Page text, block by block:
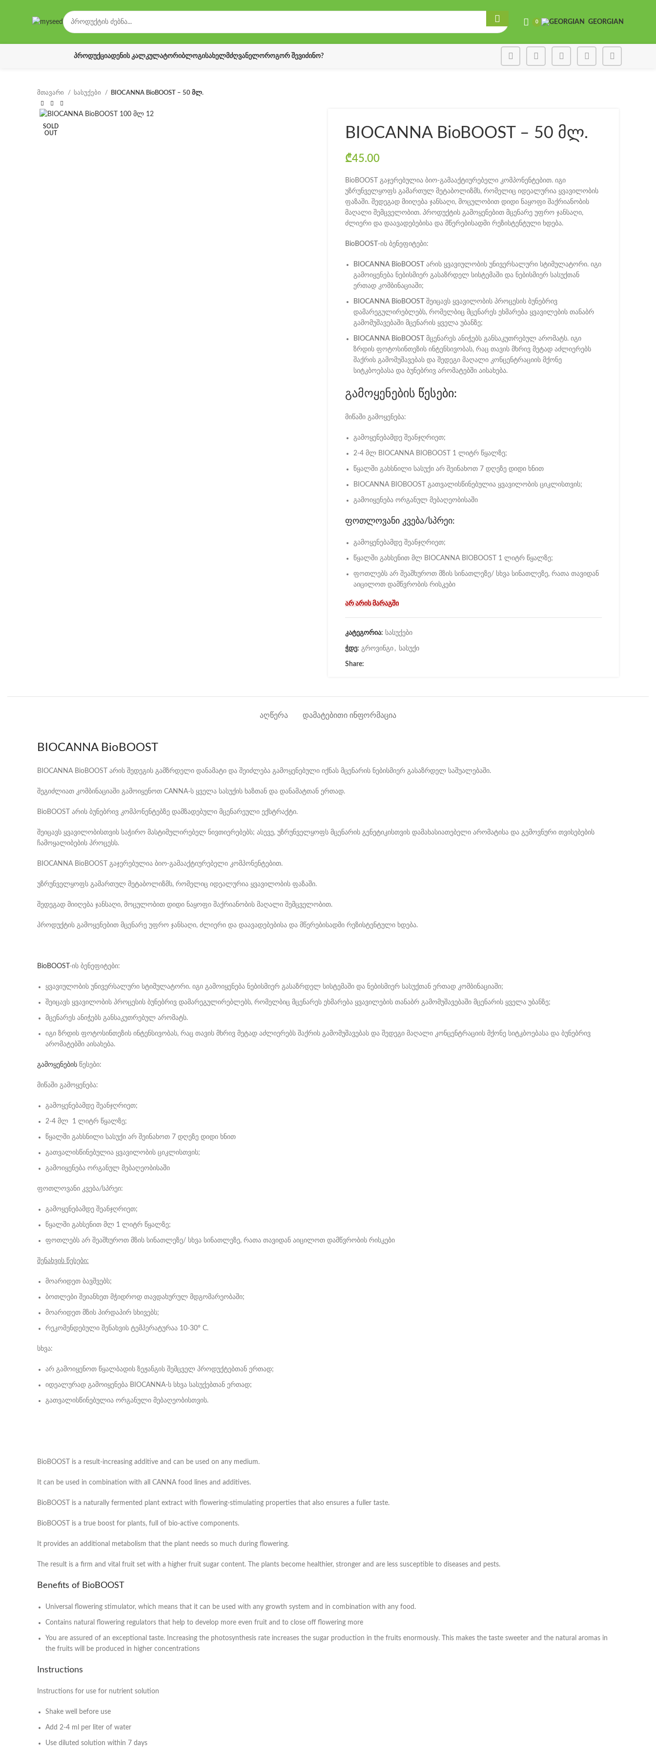
0 GEORGIAN
ᲞᲠᲝᲓᲣᲥᲪᲘᲐᲓᲔᲜᲘᲡ ᲙᲐᲚᲙᲣᲚᲐᲢᲝᲠᲘᲑᲚᲝᲒᲘᲡᲐᲮᲔᲚᲛᲫᲦᲕᲐᲜᲔᲚᲝᲠᲝᲒᲝᲠ ᲨᲔᲕᲘᲫᲘᲜᲝ?
მთავარი სასუქები BIOCANNA BioBOOST – 50 მლ.
SOLD
OUT
BIOCANNA BioBOOST – 50 მლ.
₾45.00
BioBOOST გაჯერებულია ბიო-გამააქტიურებელი კომპონენტებით. იგი
უზრუნველყოფს გამართულ მეტაბოლიზმს, რომელიც იდეალურია ყვავილობის
ფაზაში. შედეგად მიიღება ჯანსაღი, მოცულობით დიდი ნაყოფი შაქრიანობის
მაღალი შემცველობით. პროდუქტის გამოყენებით მცენარე უფრო ჯანსაღი,
ძლიერი და დაავადებებისა და მწერებისადმი რეზისტენტული ხდება.
BioBOOST -ის ბენეფიტები:
BIOCANNA BioBOOST
არის ყვავიულობის უნივერსალური სტიმულატორი. იგი
გამოიყენება ნებისმიერ გასაზრდელ სისტემაში და ნებისმიერ სასუქთან
ერთად კომბინაციაში;
BIOCANNA BioBOOST
შეიცავს ყვავილობის პროცესის ბუნებრივ
დამარეგულირებლებს, რომელბიც მცენარეს ეხმარება ყვავილების თანაბრ
გამომუშავებაში მცენარის ყველა უბანზე;
BIOCANNA BioBOOST
მცენარეს ანიჭებს განსაკუთრებულ არომატს. იგი
ზრდის ფოტოსინთეზის ინტენსივობას, რაც თავის მხრივ მეტად აძლიერებს
შაქრის გამომუშავებას და შედეგი მაღალი კონცენტრაციის მქონე
სიტკბოებასა და ბუნებრივ არომატებში აისახება.
გამოყენების წესები:
მიწაში გამოყენება:
გამოყენებამდე შეანჯღრიეთ;
2-4 მლ BIOCANNA BIOBOOST 1 ლიტრ წყალზე;
წყალში გახსნილი სასუქი არ შეინახოთ 7 დღეზე დიდი ხნით
BIOCANNA BIOBOOST გათვალისწინებულია ყვავილობის ციკლისთვის;
გამოიყენება ორგანულ მებაღეობისაში
ფოთლოვანი კვება/სპრეი:
გამოყენებამდე შეანჯღრიეთ;
წყალში გახსენით მლ BIOCANNA BIOBOOST 1 ლიტრ წყალზე;
ფოთლებს არ შეაშხუროთ მზის სინათლეზე/ სხვა სინათლეზე, რათა თავიდან
აიცილოთ დამწვრობის რისკები
არ არის მარაგში
კატეგორია: სასუქები
ჭდე: გროვინგი , სასუქი
Share:
ᲐᲦᲬᲔᲠᲐ ᲓᲐᲛᲐᲢᲔᲑᲘᲗᲘ ᲘᲜᲤᲝᲠᲛᲐᲪᲘᲐ
BIOCANNA BioBOOST
BIOCANNA BioBOOST არის შედეგის გამზრდელი დანამატი და შეიძლება გამოყენებული იქნას მცენარის ნებისმიერ გასაზრდელ საშუალებაში.
შეგიძლიათ კომბინაციაში გამოიყენოთ CANNA-ს ყველა სასუქის ხაზთან და დანამატთან ერთად.
BioBOOST არის ბუნებრივ კომპონენტებზე დამზადებული მცენარეული ექსტრაქტი.
შეიცავს ყვავილობისთვის საჭირო მასტიმულირებელ ნივთიერებებს; ასევე, უზრუნველყოფს მცენარის გენეტიკისთვის დამახასიათებელი არომატისა და გემოვნური თვისებების
ჩამოყალიბების პროცესს.
BIOCANNA BioBOOST გაჯერებულია ბიო-გამააქტიურებელი კომპონენტებით.
უზრუნველყოფს გამართულ მეტაბოლიზმს, რომელიც იდეალურია ყვავილობის ფაზაში.
შედეგად მიიღება ჯანსაღი, მოცულობით დიდი ნაყოფი შაქრიანობის მაღალი შემცველობით.
პროდუქტის გამოყენებით მცენარე უფრო ჯანსაღი, ძლიერი და დაავადებებისა და მწერებისადმი რეზისტენტული ხდება.
BioBOOST -ის ბენეფიტები:
ყვავიულობის უნივერსალური სტიმულატორი. იგი გამოიყენება ნებისმიერ გასაზრდელ სისტემაში და ნებისმიერ სასუქთან ერთად კომბინაციაში;
შეიცავს ყვავილობის პროცესის ბუნებრივ დამარეგულირებლებს, რომელბიც მცენარეს ეხმარება ყვავილების თანაბრ გამომუშავებაში მცენარის ყველა უბანზე;
მცენარეს ანიჭებს განსაკუთრებულ არომატს.
იგი ზრდის ფოტოსინთეზის ინტენსივობას, რაც თავის მხრივ მეტად აძლიერებს შაქრის გამომუშავებას და შედეგი მაღალი კონცენტრაციის მქონე სიტკბოებასა და ბუნებრივ
არომატებში აისახება.
გამოყენების წესები:
მიწაში გამოყენება:
გამოყენებამდე შეანჯღრიეთ;
2-4 მლ 1 ლიტრ წყალზე;
წყალში გახსნილი სასუქი არ შეინახოთ 7 დღეზე დიდი ხნით
გათვალისწინებულია ყვავილობის ციკლისთვის;
გამოიყენება ორგანულ მებაღეობისაში
ფოთლოვანი კვება/სპრეი:
გამოყენებამდე შეანჯღრიეთ;
წყალში გახსენით მლ 1 ლიტრ წყალზე;
ფოთლებს არ შეაშხუროთ მზის სინათლეზე/ სხვა სინათლეზე, რათა თავიდან აიცილოთ დამწვრობის რისკები
შენახვის წესები:
მოარიდეთ ბავშვებს;
ბოთლები შეიანხეთ მჭიდროდ თავდახურულ მდგომარეობაში;
მოარიდეთ მზის პირდაპირ სხივებს;
რეკომენდებული შენახვის ტემპერატურაა 10-30° C.
სხვა:
არ გამოიყენოთ წყალბადის ზეჟანგის შემცველ პროდუქტებთან ერთად;
იდეალურად გამოიყენება BIOCANNA-ს სხვა სასუქებთან ერთად;
გათვალისწინებულია ორგანული მებაღეობისთვის.
BioBOOST is a result-increasing additive and can be used on any medium.
It can be used in combination with all CANNA food lines and additives.
BioBOOST is a naturally fermented plant extract with flowering-stimulating properties that also ensures a fuller taste.
BioBOOST is a true boost for plants, full of bio-active components.
It provides an additional metabolism that the plant needs so much during flowering.
The result is a firm and vital fruit set with a higher fruit sugar content. The plants become healthier, stronger and are less susceptible to diseases and pests.
Benefits of BioBOOST
Universal flowering stimulator, which means that it can be used with any growth system and in combination with any food.
Contains natural flowering regulators that help to develop more even fruit and to close off flowering more
You are assured of an exceptional taste. Increasing the photosynthesis rate increases the sugar production in the fruits enormously. This makes the taste sweeter and the natural aromas in
the fruits will be produced in higher concentrations
Instructions
Instructions for use for nutrient solution
Shake well before use
Add 2-4 ml per liter of water
Use diluted solution within 7 days